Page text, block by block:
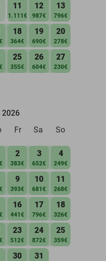
11
1.111€
12
987€
13
796€
18
364€
19
690€
20
278€
25
355€
26
604€
27
230€
2026
Fr Sa So
2
383€
3
652€
4
249€
9
393€
10
681€
11
268€
16
441€
17
796€
18
326€
23
512€
24
872€
25
359€
30 31